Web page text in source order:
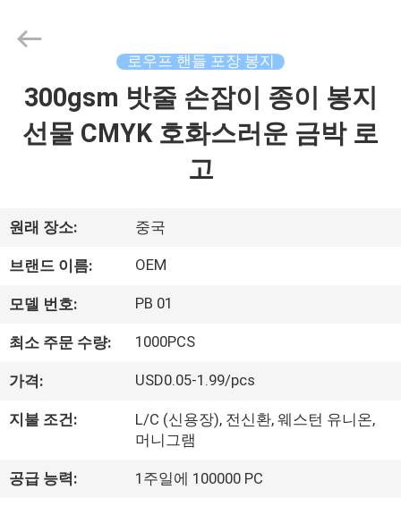
집
회
사
소
공
2026
Rights
로우프 핸들 포장 봉지
300gsm 밧줄 손잡이 종이 봉지
선물 CMYK 호화스러운 금박 로
고
원래 장소: 중국
브랜드 이름: OEM
모델 번호: PB 01
최소 주문 수량: 1000PCS
가격: USD0.05-1.99/pcs
지불 조건:
L/C (신용장), 전신환, 웨스턴 유니온,
머니그램
공급 능력: 1주일에 100000 PC